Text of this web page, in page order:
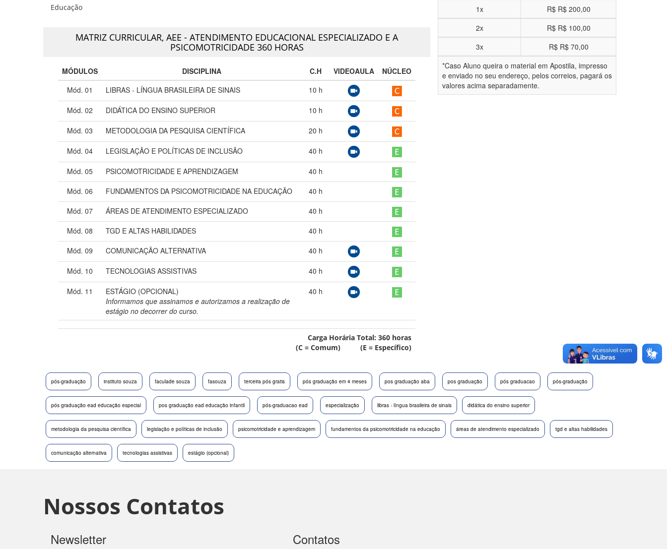
Educação
MATRIZ CURRICULAR, AEE - ATENDIMENTO EDUCACIONAL ESPECIALIZADO E A
PSICOMOTRICIDADE 360 HORAS
MÓDULOS DISCIPLINA C.H VIDEOAULA
NÚCLEO
Mód. 01
LIBRAS - LÍNGUA BRASILEIRA DE SINAIS 10 h
Mód. 02 DIDÁTICA DO ENSINO SUPERIOR 10 h
Mód. 03 METODOLOGIA DA PESQUISA CIENTÍFICA 20 h
Mód. 04 LEGISLAÇÃO E POLÍTICAS DE INCLUSÃO 40 h
Mód. 05 PSICOMOTRICIDADE E APRENDIZAGEM 40 h
Mód. 06
FUNDAMENTOS DA PSICOMOTRICIDADE NA EDUCAÇÃO 40 h
Mód. 07
ÁREAS DE ATENDIMENTO ESPECIALIZADO 40 h
Mód. 08
TGD E ALTAS HABILIDADES 40 h
Mód. 09
COMUNICAÇÃO ALTERNATIVA 40 h
Mód. 10 TECNOLOGIAS ASSISTIVAS 40 h
Mód. 11
ESTÁGIO (OPCIONAL)
Informamos que assinamos e autorizamos a realização de
estágio no decorrer do curso.
40 h
Carga Horária Total: 360 horas
(C = Comum) (E = Específico)
1x
R$ R$ 200,00
2x
R$ R$ 100,00
3x
R$ R$ 70,00
*Caso Aluno queira o material em Apostila, impresso
e enviado no seu endereço, pelos correios, pagará os
valores acima separadamente.
pós-graduação instituto souza faculade souza fasouza terceira pós gratis pós graduação em 4 meses pos graduação aba pos graduação pós graduacao pós-graduação
pós graduação ead educação especial pos graduação ead educação infantil pós-graduacao ead especialização libras - língua brasileira de sinais didática do ensino superior
metodologia da pesquisa científica legislação e políticas de inclusão psicomotricidade e aprendizagem fundamentos da psicomotricidade na educação áreas de atendimento especializado tgd e altas habilidades
comunicação alternativa tecnologias assistivas estágio (opcional)
Nossos Contatos
Newsletter Contatos